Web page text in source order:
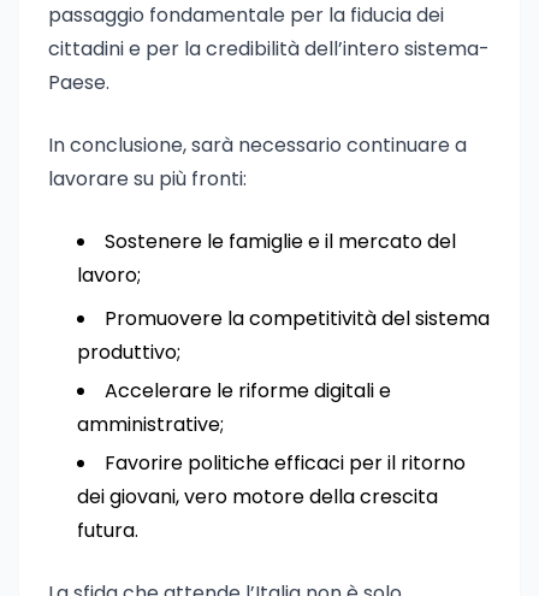
passaggio fondamentale per la fiducia dei
cittadini e per la credibilità dell’intero sistema-
Paese.
In conclusione, sarà necessario continuare a
lavorare su più fronti:
Sostenere le famiglie e il mercato del
lavoro;
Promuovere la competitività del sistema
produttivo;
Accelerare le riforme digitali e
amministrative;
Favorire politiche efficaci per il ritorno
dei giovani, vero motore della crescita
futura.